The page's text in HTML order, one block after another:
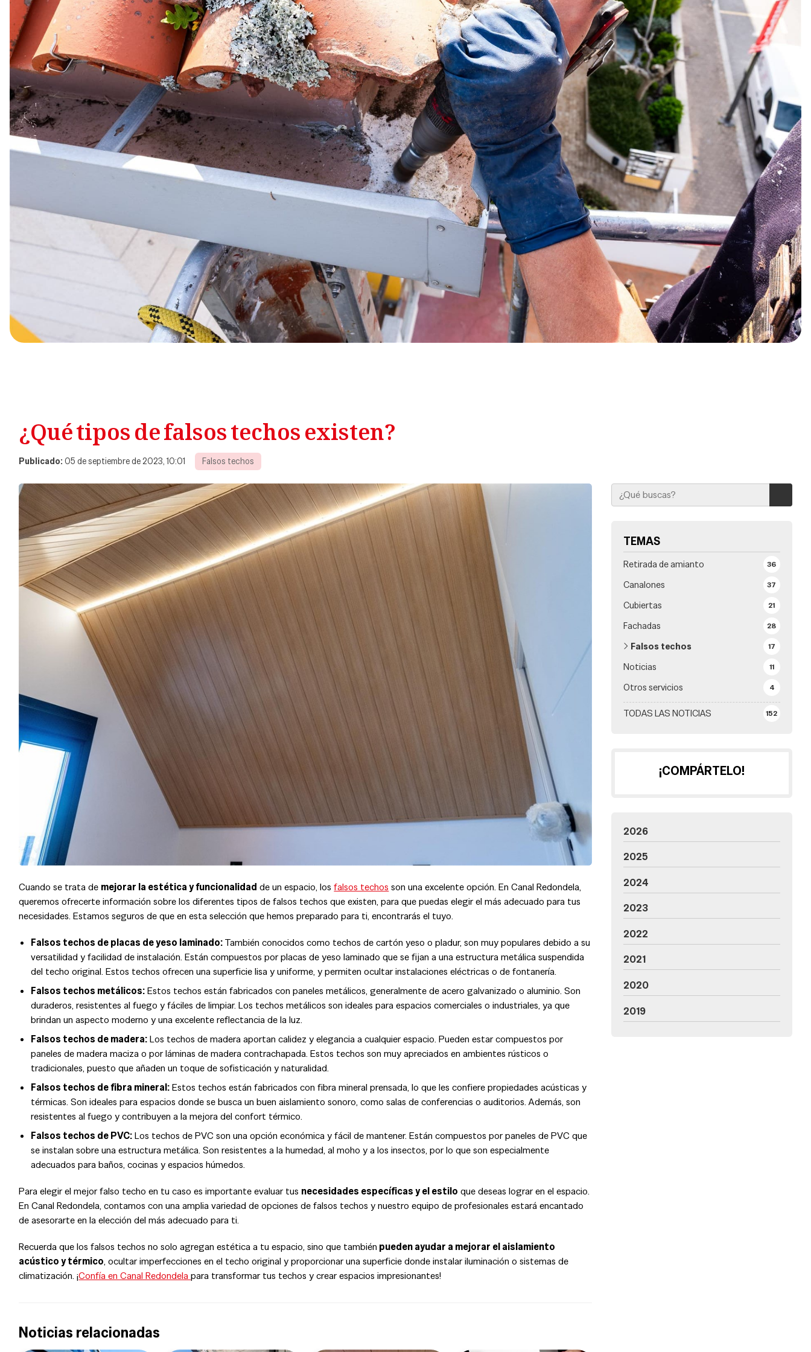
¿Qué tipos de falsos techos existen?
Publicado: 05 de septiembre de 2023, 10:01 Falsos techos
TEMAS
TODAS LAS NOTICIAS 152
Retirada de amianto 36
Canalones 37
Cubiertas 21
Fachadas 28
Falsos techos 17
Noticias 11
Otros servicios 4
Cuando se trata de mejorar la estética y funcionalidad de un espacio, losfalsos techos son una excelente opción. En Canal Redondela,
queremos ofrecerte información sobre los diferentes tipos de falsos techos que existen, para que puedas elegir el más adecuado para tus
necesidades. Estamos seguros de que en esta selección que hemos preparado para ti, encontrarás el tuyo.
Falsos techos de placas de yeso laminado:También conocidos como techos de cartón yeso o pladur, son muy populares debido a su
versatilidad y facilidad de instalación. Están compuestos por placas de yeso laminado que se fijan a una estructura metálica suspendida
del techo original. Estos techos ofrecen una superficie lisa y uniforme, y permiten ocultar instalaciones eléctricas o de fontanería.
Falsos techos metálicos:Estos techos están fabricados con paneles metálicos, generalmente de acero galvanizado o aluminio. Son
duraderos, resistentes al fuego y fáciles de limpiar. Los techos metálicos son ideales para espacios comerciales o industriales, ya que
brindan un aspecto moderno y una excelente reflectancia de la luz.
Falsos techos de madera:Los techos de madera aportan calidez y elegancia a cualquier espacio. Pueden estar compuestos por
paneles de madera maciza o por láminas de madera contrachapada. Estos techos son muy apreciados en ambientes rústicos o
tradicionales, puesto que añaden un toque de sofisticación y naturalidad.
Falsos techos de fibra mineral:Estos techos están fabricados con fibra mineral prensada, lo que les confiere propiedades acústicas y
térmicas. Son ideales para espacios donde se busca un buen aislamiento sonoro, como salas de conferencias o auditorios. Además, son
resistentes al fuego y contribuyen a la mejora del confort térmico.
Falsos techos de PVC:Los techos de PVC son una opción económica y fácil de mantener. Están compuestos por paneles de PVC que
se instalan sobre una estructura metálica. Son resistentes a la humedad, al moho y a los insectos, por lo que son especialmente
adecuados para baños, cocinas y espacios húmedos.
Para elegir el mejor falso techo en tu caso es importante evaluar tus necesidades específicas y el estilo que deseas lograr en el espacio.
En Canal Redondela, contamos con una amplia variedad de opciones de falsos techos y nuestro equipo de profesionales estará encantado
de asesorarte en la elección del más adecuado para ti.
Recuerda que los falsos techos no solo agregan estética a tu espacio, sino que también pueden ayudar a mejorar el aislamiento
acústico y térmico, ocultar imperfecciones en el techo original y proporcionar una superficie donde instalar iluminación o sistemas de
climatización. ¡Confía en Canal Redondelapara transformar tus techos y crear espacios impresionantes!
Noticias relacionadas
¡COMPÁRTELO!
2026
2025
2024
2023
2022
2021
2020
2019